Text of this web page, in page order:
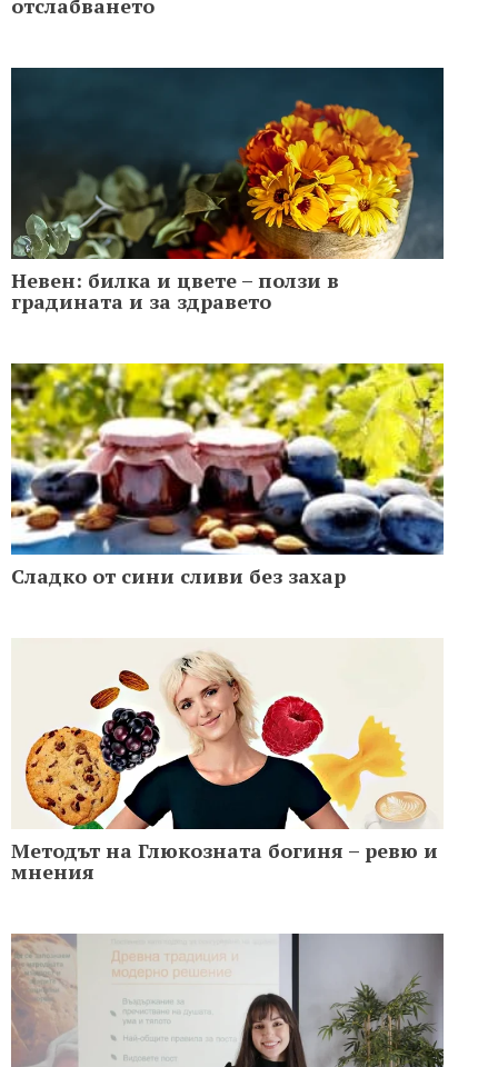
отслабването
Невен: билка и цвете – ползи в
градината и за здравето
Сладко от сини сливи без захар
Методът на Глюкозната богиня – ревю и
мнения